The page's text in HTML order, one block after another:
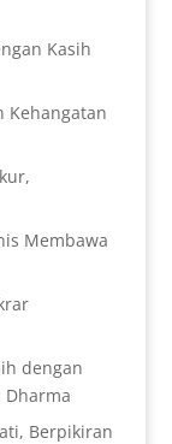
Kasih
Kehangatan
Membawa
dengan
Dharma
Berpikiran